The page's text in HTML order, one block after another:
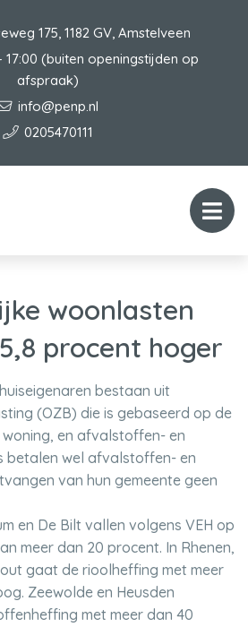
175, 1182 GV, Amstelveen
17:00 (buiten openingstijden op
afspraak)
info@penp.nl
0205470111
woonlasten
procent hoger
bestaan uit
(OZB) die is gebaseerd op de
en afvalstoffen- en
betalen wel afvalstoffen- en
van hun gemeente geen
en De Bilt vallen volgens VEH op
meer dan 20 procent. In Rhenen,
gaat de rioolheffing met meer
Zeewolde en Heusden
met meer dan 40